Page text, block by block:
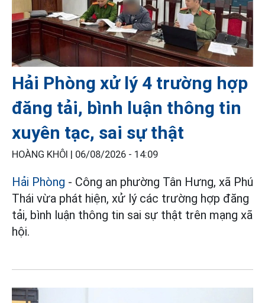
Hải Phòng xử lý 4 trường hợp
đăng tải, bình luận thông tin
xuyên tạc, sai sự thật
HOÀNG KHÔI | 06/08/2026 - 14:09
Hải Phòng - Công an phường Tân Hưng, xã Phú
Thái vừa phát hiện, xử lý các trường hợp đăng
tải, bình luận thông tin sai sự thật trên mạng xã
hội.